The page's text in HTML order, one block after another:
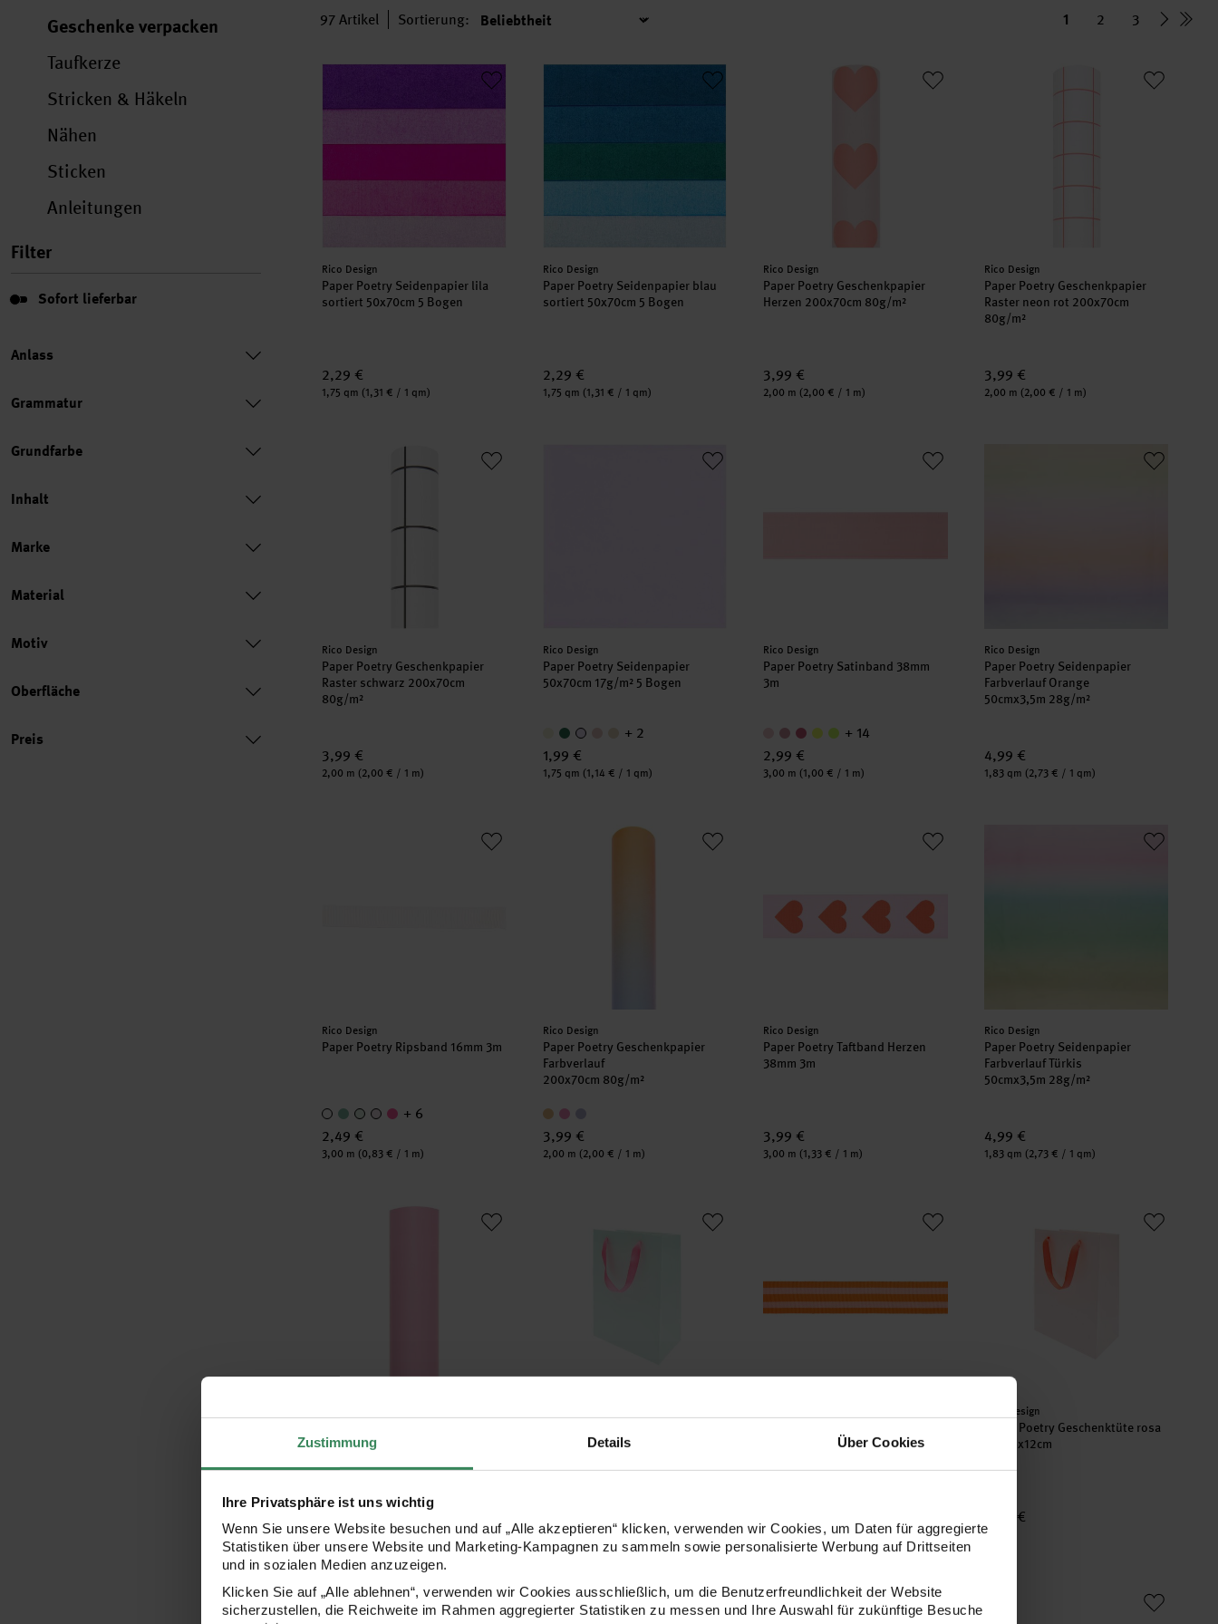
Zustimmung Details Über Cookies
Ihre Privatsphäre ist uns wichtig
Wenn Sie unsere Website besuchen und auf „Alle akzeptieren“ klicken, verwenden wir Cookies, um Daten für aggregierte
Statistiken über unsere Website und Marketing-Kampagnen zu sammeln sowie personalisierte Werbung auf Drittseiten
und in sozialen Medien anzuzeigen.
Klicken Sie auf „Alle ablehnen“, verwenden wir Cookies ausschließlich, um die Benutzerfreundlichkeit der Website
sicherzustellen, die Reichweite im Rahmen aggregierter Statistiken zu messen und Ihre Auswahl für zukünftige Besuche
Geschenke verpacken
Taufkerze
Stricken & Häkeln
Nähen
Sticken
Anleitungen
Filter
Sofort lieferbar
Sofort lieferbar
Anlass
Grammatur
Grundfarbe
Inhalt
Marke
Material
Motiv
Oberfläche
Preis
Preis
97Artikel Sortierung: 1 2 3
Paper Poetry Seidenpapier lila sortiert 50x70cm 5 Bogen
Hersteller:
Rico Design
Paper Poetry Seidenpapier lila
sortiert 50x70cm 5 Bogen
2,29 €
Inhalt:
1,75 qm (1,31 € / 1 qm)
Paper Poetry Seidenpapier blau sortiert 50x70cm 5 Bogen
Hersteller:
Rico Design
Paper Poetry Seidenpapier blau
sortiert 50x70cm 5 Bogen
2,29 €
Inhalt:
1,75 qm (1,31 € / 1 qm)
Paper Poetry Geschenkpapier Herzen 200x70cm 80g/m²
Hersteller:
Rico Design
Paper Poetry Geschenkpapier
Herzen 200x70cm 80g/m²
3,99 €
Inhalt:
2,00 m (2,00 € / 1 m)
Hersteller:
Rico Design
Paper Poetry Geschenkpapier
Raster neon rot 200x70cm
80g/m²
3,99 €
Inhalt:
2,00 m (2,00 € / 1 m)
Paper Poetry Geschenkpapier Raster schwarz 200x70cm 80g/m²
Hersteller:
Rico Design
Paper Poetry Geschenkpapier
Raster schwarz 200x70cm
80g/m²
3,99 €
Inhalt:
2,00 m (2,00 € / 1 m)
Hersteller:
Rico Design
Paper Poetry Seidenpapier
50x70cm 17g/m² 5 Bogen
+ 2
1,99 €
Inhalt:
1,75 qm (1,14 € / 1 qm)
Hersteller:
Rico Design
Paper Poetry Satinband 38mm
3m
+ 14
2,99 €
Inhalt:
3,00 m (1,00 € / 1 m)
Hersteller:
Rico Design
Paper Poetry Seidenpapier
Farbverlauf Orange
50cmx3,5m 28g/m²
4,99 €
Inhalt:
1,83 qm (2,73 € / 1 qm)
Hersteller:
Rico Design
Paper Poetry Ripsband 16mm 3m
+ 6
2,49 €
Inhalt:
3,00 m (0,83 € / 1 m)
Paper Poetry Geschenkpapier Farbverlauf
Hersteller:
Rico Design
Paper Poetry Geschenkpapier
Farbverlauf
200x70cm 80g/m²
3,99 €
Inhalt:
2,00 m (2,00 € / 1 m)
Hersteller:
Rico Design
Paper Poetry Taftband Herzen
38mm 3m
3,99 €
Inhalt:
3,00 m (1,33 € / 1 m)
Hersteller:
Rico Design
Paper Poetry Seidenpapier
Farbverlauf Türkis
50cmx3,5m 28g/m²
4,99 €
Inhalt:
1,83 qm (2,73 € / 1 qm)
hellrosa 70cm 3m 70g/m²
Inhalt:
3,00 m (1,33 € / 1 m)
18x26x12cm
Streifen Neon
Inhalt:
3,00 m (1,16 € / 1 m)
Hersteller:
Rico Design
Paper Poetry Geschenktüte rosa
18x26x12cm
2,49 €
Paper Poetry Taftband Sonne 38mm 3mPaper Poetry Taftband Pixel HerzenPaper Poetry Geschenktüte weiß 18x26x12cm